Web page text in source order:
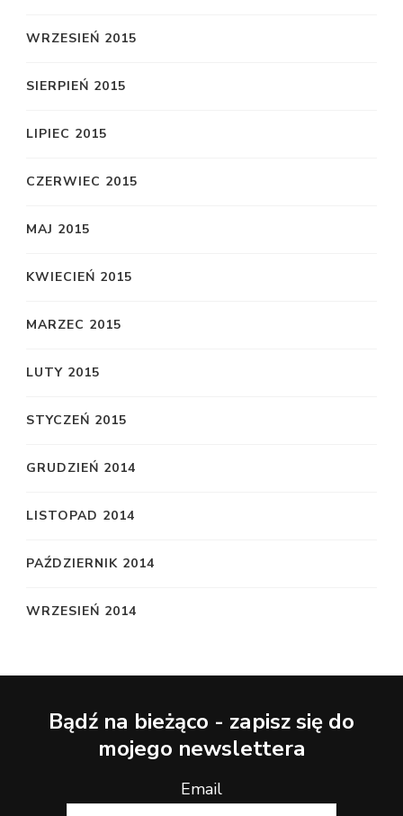
WRZESIEŃ 2015
SIERPIEŃ 2015
LIPIEC 2015
CZERWIEC 2015
MAJ 2015
KWIECIEŃ 2015
MARZEC 2015
LUTY 2015
STYCZEŃ 2015
GRUDZIEŃ 2014
LISTOPAD 2014
PAŹDZIERNIK 2014
WRZESIEŃ 2014
Bądź na bieżąco - zapisz się do
mojego newslettera
Email